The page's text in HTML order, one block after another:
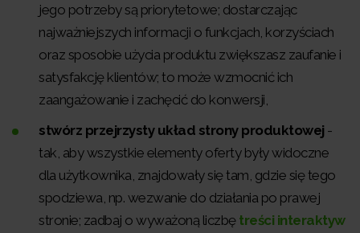
jego potrzeby są priorytetowe; dostarczając
najważniejszych informacji o funkcjach, korzyściach
oraz sposobie użycia produktu zwiększasz zaufanie i
satysfakcję klientów; to może wzmocnić ich
zaangażowanie i zachęcić do konwersji,
stwórz przejrzysty układ strony produktowej -
tak, aby wszystkie elementy oferty były widoczne
dla użytkownika, znajdowały się tam, gdzie się tego
spodziewa, np. wezwanie do działania po prawej
stronie; zadbaj o wyważoną liczbę treści interaktyw